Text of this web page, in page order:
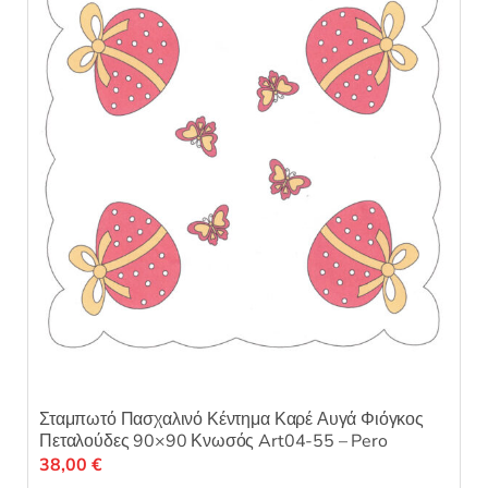
Σταμπωτό Πασχαλινό Κέντημα Καρέ Αυγά Φιόγκος
Πεταλούδες 90×90 Κνωσός Art04-55 – Pero
38,00 €